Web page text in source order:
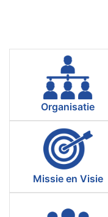
Organisatie
Missie en Visie